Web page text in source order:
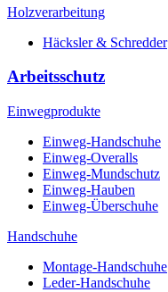
Holzverarbeitung
Häcksler & Schredder
Arbeitsschutz
Einwegprodukte
Einweg-Handschuhe
Einweg-Overalls
Einweg-Mundschutz
Einweg-Hauben
Einweg-Überschuhe
Handschuhe
Montage-Handschuhe
Leder-Handschuhe